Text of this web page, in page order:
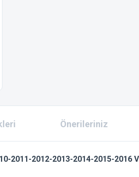
Önerileriniz
2011-2012-2013-2014-2015-2016